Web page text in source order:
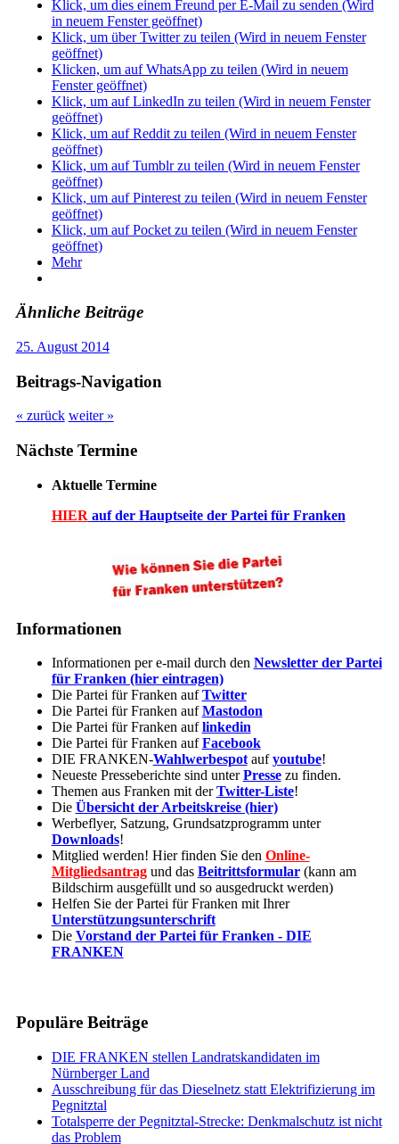
Klick, um dies einem Freund per E-Mail zu senden (Wird
in neuem Fenster geöffnet)
Klick, um über Twitter zu teilen (Wird in neuem Fenster
geöffnet)
Klicken, um auf WhatsApp zu teilen (Wird in neuem
Fenster geöffnet)
Klick, um auf LinkedIn zu teilen (Wird in neuem Fenster
geöffnet)
Klick, um auf Reddit zu teilen (Wird in neuem Fenster
geöffnet)
Klick, um auf Tumblr zu teilen (Wird in neuem Fenster
geöffnet)
Klick, um auf Pinterest zu teilen (Wird in neuem Fenster
geöffnet)
Klick, um auf Pocket zu teilen (Wird in neuem Fenster
geöffnet)
Mehr
Ähnliche Beiträge
25. August 2014
Beitrags-Navigation
« zurück weiter »
Nächste Termine
Aktuelle Termine
HIER auf der Hauptseite der Partei für Franken
Informationen
Informationen per e-mail durch den Newsletter der Partei
für Franken (hier eintragen)
Die Partei für Franken aufTwitter
Die Partei für Franken aufMastodon
Die Partei für Franken auflinkedin
Die Partei für Franken aufFacebook
DIE FRANKEN-Wahlwerbespotaufyoutube!
Neueste Presseberichte sind unterPressezu finden.
Themen aus Franken mit derTwitter-Liste!
Die Übersicht der Arbeitskreise (hier)
Werbeflyer, Satzung, Grundsatzprogramm unter
Downloads!
Mitglied werden! Hier finden Sie den Online-
Mitgliedsantragund das Beitrittsformular(kann am
Bildschirm ausgefüllt und so ausgedruckt werden)
Helfen Sie der Partei für Franken mit Ihrer
Unterstützungsunterschrift
Die Vorstand der Partei für Franken - DIE
FRANKEN
Populäre Beiträge
DIE FRANKEN stellen Landratskandidaten im
Nürnberger Land
Ausschreibung für das Dieselnetz statt Elektrifizierung im
Pegnitztal
Totalsperre der Pegnitztal-Strecke: Denkmalschutz ist nicht
das Problem